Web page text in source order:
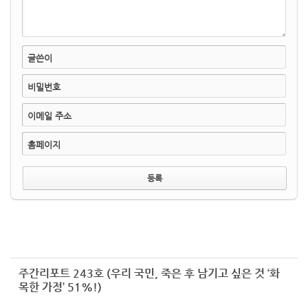
글쓴이
비밀번호
이메일 주소
홈페이지
주간리포트 243호 (우리 국민, 죽은 후 남기고 싶은 것 ‘화
목한 가정’ 51%!)